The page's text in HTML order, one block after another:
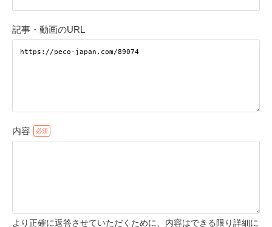
記事・動画のURL
内容
より正確に返答させていただくために、内容はできる限り詳細に